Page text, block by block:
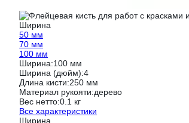
Ширина
50 мм
70 мм
100 мм
Ширина:100 мм
Ширина (дюйм):4
Длина кисти:250 мм
Материал рукояти:дерево
Вес нетто:0.1 кг
Все характеристики
Ширина